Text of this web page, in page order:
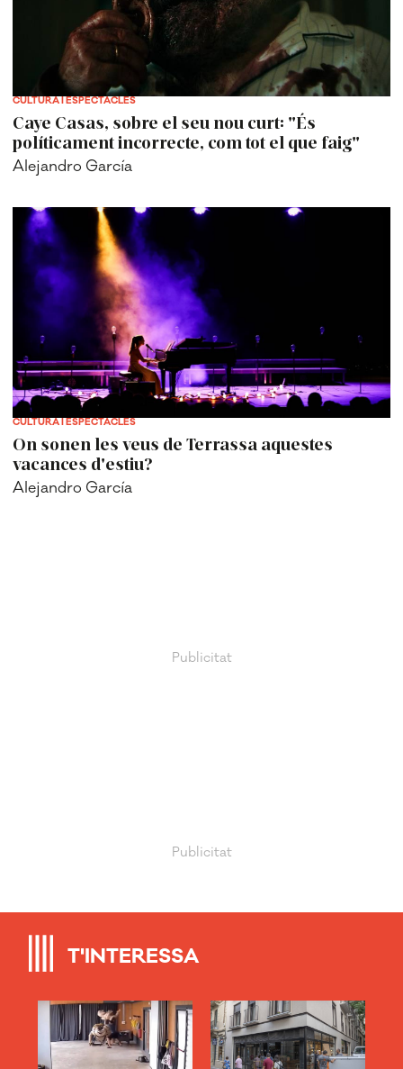
CULTURA I ESPECTACLES
Caye Casas, sobre el seu nou curt: "És
políticament incorrecte, com tot el que faig"
Alejandro García
CULTURA I ESPECTACLES
On sonen les veus de Terrassa aquestes
vacances d'estiu?
Alejandro García
T'INTERESSA